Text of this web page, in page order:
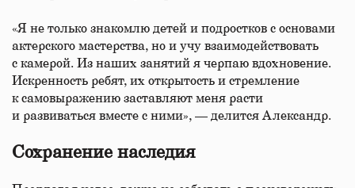
«Я не только знакомлю детей и подростков с основами
актерского мастерства, но и учу взаимодействовать
с камерой. Из наших занятий я черпаю вдохновение.
Искренность ребят, их открытость и стремление
к самовыражению заставляют меня расти
и развиваться вместе с ними», — делится Александр.
Сохранение наследия